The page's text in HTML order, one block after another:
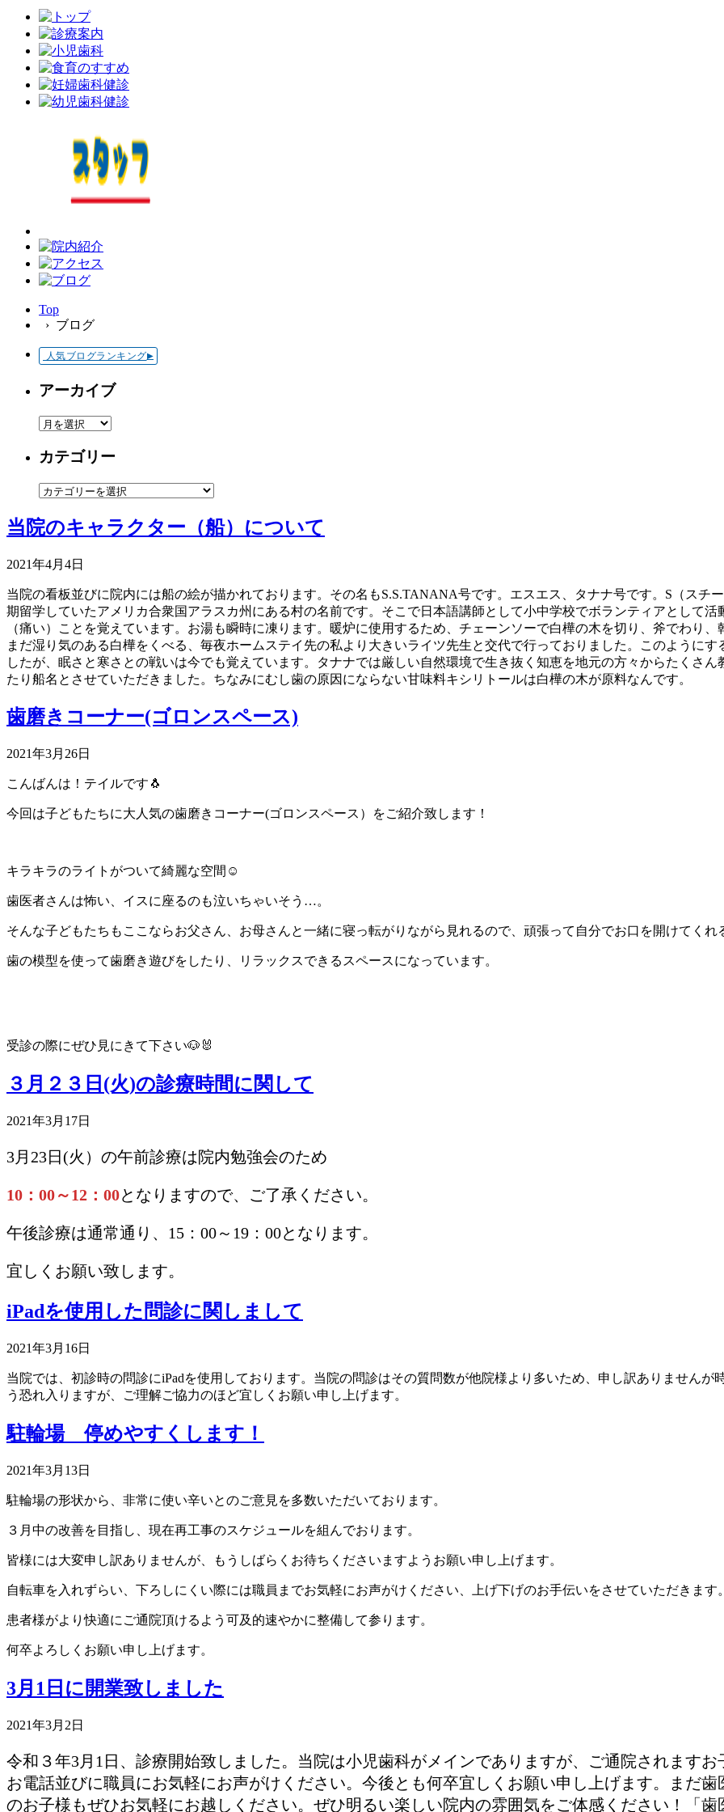
Top
› ブログ
▶
人気ブログランキング
アーカイブ
ア
カ
ブ
カテゴリー
カ
ゴ
リ
ー
当院のキャラクター（船）について
2021年4月4日
当院の看板並びに院内には船の絵が描かれております。その名もS.S.TANANA号です。エスエス、タナナ号です。S（スチ
期留学していたアメリカ合衆国アラスカ州にある村の名前です。そこで日本語講師として小中学校でボランティアとして
（痛い）ことを覚えています。お湯も瞬時に凍ります。暖炉に使用するため、チェーンソーで白樺の木を切り、斧でわり
まだ湿り気のある白樺をくべる、毎夜ホームステイ先の私より大きいライツ先生と交代で行っておりました。このように
したが、眠さと寒さとの戦いは今でも覚えています。タナナでは厳しい自然環境で生き抜く知恵を地元の方々からたくさ
たり船名とさせていただきました。ちなみにむし歯の原因にならない甘味料キシリトールは白樺の木が原料なんです。
歯磨きコーナー(ゴロンスペース)
2021年3月26日
こんばんは！テイルです🐧
今回は子どもたちに大人気の歯磨きコーナー(ゴロンスペース）をご紹介致します！
キラキラのライトがついて綺麗な空間☺️
歯医者さんは怖い、イスに座るのも泣いちゃいそう…。
そんな子どもたちもここならお父さん、お母さんと一緒に寝っ転がりながら見れるので、頑張って自分でお口を開けてくれ
歯の模型を使って歯磨き遊びをしたり、リラックスできるスペースになっています。
受診の際にぜひ見にきて下さい🐶🐰
３月２３日(火)の診療時間に関して
2021年3月17日
3月23日(火）の午前診療は院内勉強会のため
10：00～12：00となりますので、ご了承ください。
午後診療は通常通り、15：00～19：00となります。
宜しくお願い致します。
iPadを使用した問診に関しまして
2021年3月16日
当院では、初診時の問診にiPadを使用しております。当院の問診はその質問数が他院様より多いため、申し訳ありません
う恐れ入りますが、ご理解ご協力のほど宜しくお願い申し上げます。
駐輪場 停めやすくします！
2021年3月13日
駐輪場の形状から、非常に使い辛いとのご意見を多数いただいております。
３月中の改善を目指し、現在再工事のスケジュールを組んでおります。
皆様には大変申し訳ありませんが、もうしばらくお待ちくださいますようお願い申し上げます。
自転車を入れずらい、下ろしにくい際には職員までお気軽にお声がけください、上げ下げのお手伝いをさせていただきます。
患者様がより快適にご通院頂けるよう可及的速やかに整備して参ります。
何卒よろしくお願い申し上げます。
3月1日に開業致しました
2021年3月2日
令和３年3月1日、診療開始致しました。当院は小児歯科がメインでありますが、ご通院されます
お電話並びに職員にお気軽にお声がけください。今後とも何卒宜しくお願い申し上げます。まだ
のお子様もぜひお気軽にお越しください。ぜひ明るい楽しい院内の雰囲気をご体感ください！「